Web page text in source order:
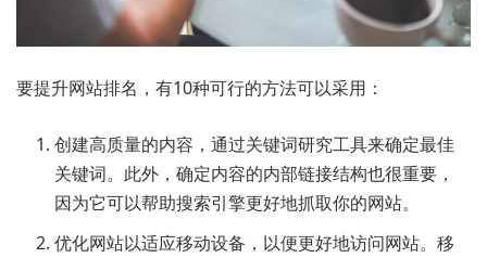
要提升网站排名，有10种可行的方法可以采用：
创建高质量的内容，通过关键词研究工具来确定最佳
关键词。此外，确定内容的内部链接结构也很重要，
因为它可以帮助搜索引擎更好地抓取你的网站。
优化网站以适应移动设备，以便更好地访问网站。移